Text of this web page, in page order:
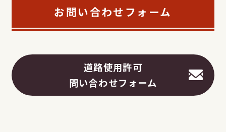
お問い合わせフォーム
道路使用許可
問い合わせフォーム